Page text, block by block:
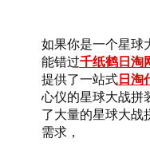
如果你是一个星球
能错过千纸鹤日淘
提供了一站式日淘
心仪的星球大战拼
了大量的星球大战
需求，